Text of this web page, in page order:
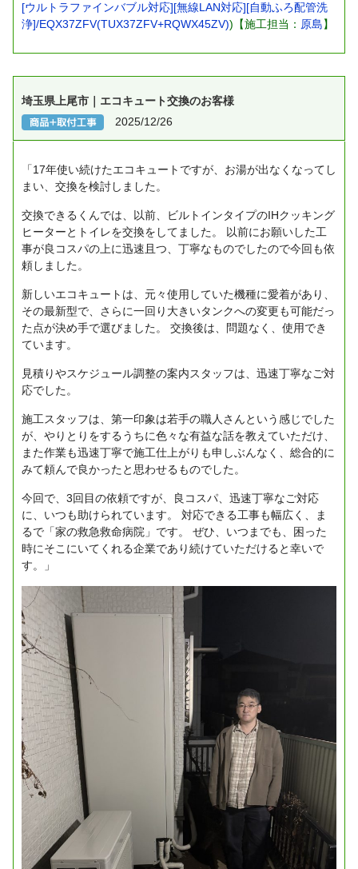
[ウルトラファインバブル対応][無線LAN対応][自動ふろ配管洗
浄]/EQX37ZFV(TUX37ZFV+RQWX45ZV))【施工担当： 原島】
埼玉県上尾市｜エコキュート交換のお客様
2025/12/26
「17年使い続けたエコキュートですが、お湯が出なくなってし
まい、交換を検討しました。
交換できるくんでは、以前、ビルトインタイプのIHクッキング
ヒーターとトイレを交換をしてました。
以前にお願いした工
事が良コスパの上に迅速且つ、丁寧なものでしたので今回も依
頼しました。
新しいエコキュートは、元々使用していた機種に愛着があり、
その最新型で、さらに一回り大きいタンクへの変更も可能だっ
た点が決め手で選びました。
交換後は、問題なく、使用でき
ています。
見積りやスケジュール調整の案内スタッフは、迅速丁寧なご対
応でした。
施工スタッフは、第一印象は若手の職人さんという感じでした
が、やりとりをするうちに色々な有益な話を教えていただけ、
また作業も迅速丁寧で施工仕上がりも申しぶんなく、総合的に
みて頼んで良かったと思わせるものでした。
今回で、3回目の依頼ですが、良コスパ、迅速丁寧なご対応
に、いつも助けられています。
対応できる工事も幅広く、ま
るで「家の救急救命病院」です。
ぜひ、いつまでも、困った
時にそこにいてくれる企業であり続けていただけると幸いで
す。」